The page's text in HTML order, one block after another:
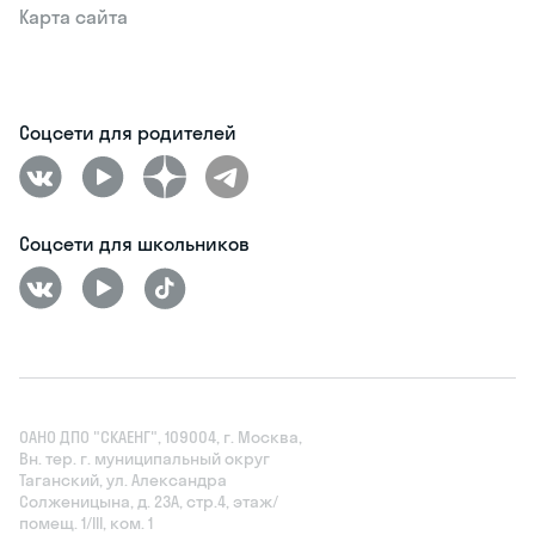
Карта сайта
Соцсети для родителей
Соцсети для школьников
ОАНО ДПО "СКАЕНГ", 109004, г. Москва,
Вн. тер. г. муниципальный округ
Таганский, ул. Александра
Солженицына, д. 23А, стр.4, этаж/
помещ. 1/III, ком. 1